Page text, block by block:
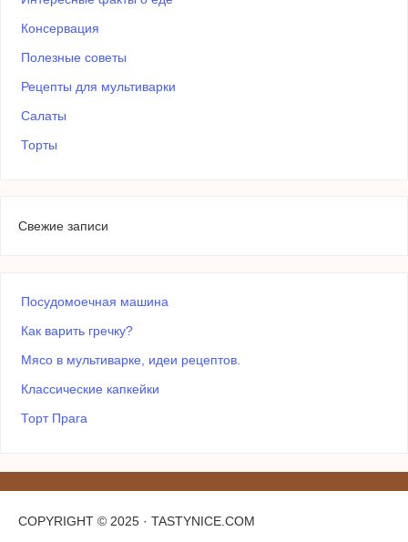
Консервация
Полезные советы
Рецепты для мультиварки
Салаты
Торты
Свежие записи
Посудомоечная машина
Как варить гречку?
Мясо в мультиварке, идеи рецептов.
Классические капкейки
Торт Прага
COPYRIGHT © 2025 · TASTYNICE.COM